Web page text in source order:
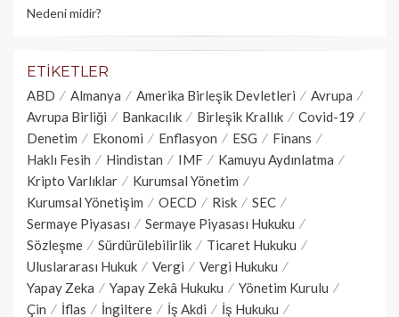
Nedeni midir?
ETIKETLER
ABD Almanya Amerika Birleşik Devletleri
Avrupa
Avrupa Birliği
Bankacılık Birleşik Krallık
Covid-19
Denetim
Ekonomi Enflasyon ESG
Finans
Haklı Fesih
Hindistan IMF
Kamuyu Aydınlatma
Kripto Varlıklar
Kurumsal Yönetim
Kurumsal Yönetişim
OECD Risk
SEC
Sermaye Piyasası
Sermaye Piyasası Hukuku
Sözleşme
Sürdürülebilirlik
Ticaret Hukuku
Uluslararası Hukuk
Vergi
Vergi Hukuku
Yapay Zeka
Yapay Zekâ Hukuku
Yönetim Kurulu
Çin
İflas İngiltere İş Akdi İş Hukuku